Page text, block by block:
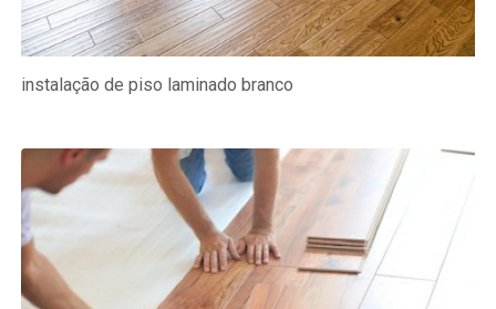
instalação de piso laminado branco